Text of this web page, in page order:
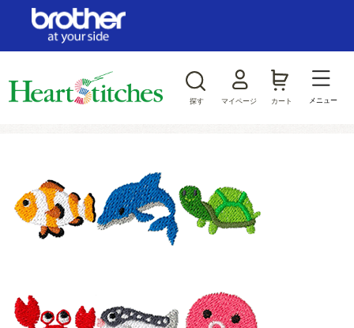
探す マイページ カート メニュー
ログイン/新規会員登録
ジャンルから探す